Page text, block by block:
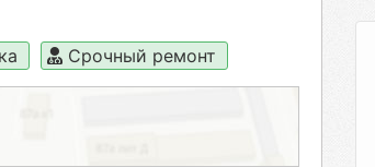
Срочный ремонт